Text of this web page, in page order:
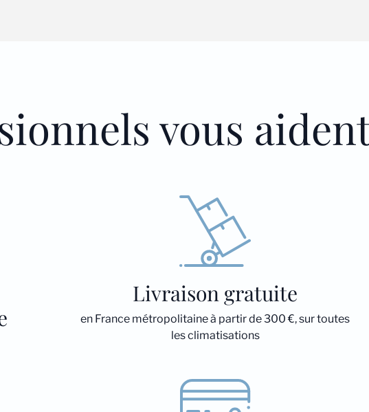
vous
Livraison gratuite
en France métropolitaine à partir de 300 €, sur toutes
les climatisations